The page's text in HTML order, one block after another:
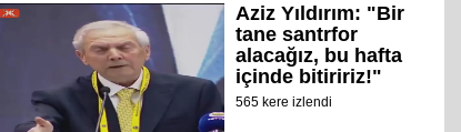
Aziz Yıldırım: "Bir
tane santrfor
alacağız, bu hafta
içinde bitiririz!"
565 kere izlendi